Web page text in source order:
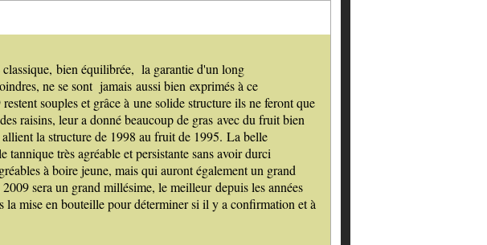
bien équilibrée, la garantie d'un long
ne se sont jamais aussi bien exprimés à ce
souples et grâce à une solide structure ils ne feront que
raisins, leur a donné beaucoup de gras avec du fruit bien
la structure de 1998 au fruit de 1995. La belle
très agréable et persistante sans avoir durci
à boire jeune, mais qui auront également un grand
sera un grand millésime, le meilleur depuis les années
mise en bouteille pour déterminer si il y a confirmation et à